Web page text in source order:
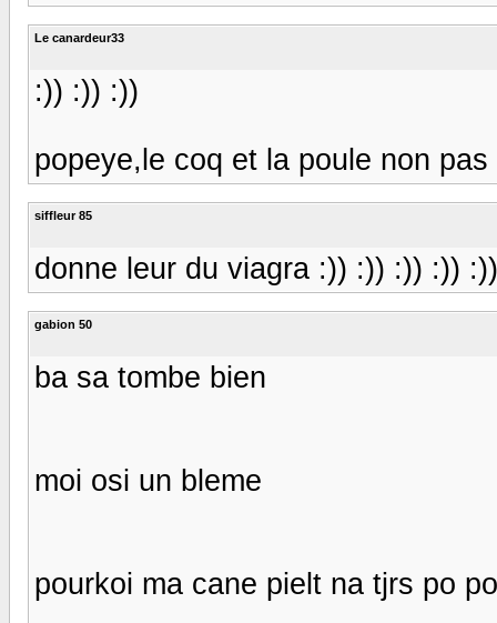
Le canardeur33
:)) :)) :))
popeye,le coq et la poule non
siffleur 85
donne leur du viagra :)) :)) :)) :))
gabion 50
ba sa tombe bien
moi osi un bleme
pourkoi ma cane pielt na tjrs po